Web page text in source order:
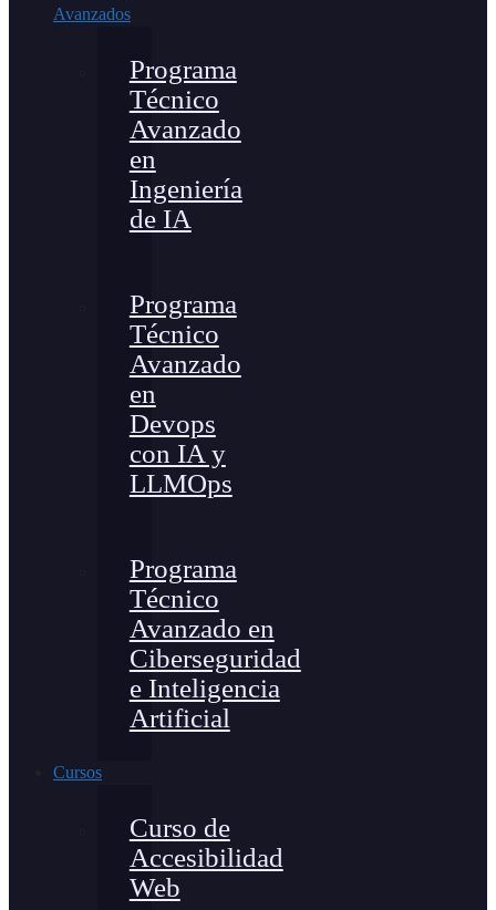
Avanzados
Programa
Técnico
Avanzado
en
Ingeniería
de IA
Programa
Técnico
Avanzado
en
Devops
con IA y
LLMOps
Programa
Técnico
Avanzado en
Ciberseguridad
e Inteligencia
Artificial
Cursos
Curso de
Accesibilidad
Web